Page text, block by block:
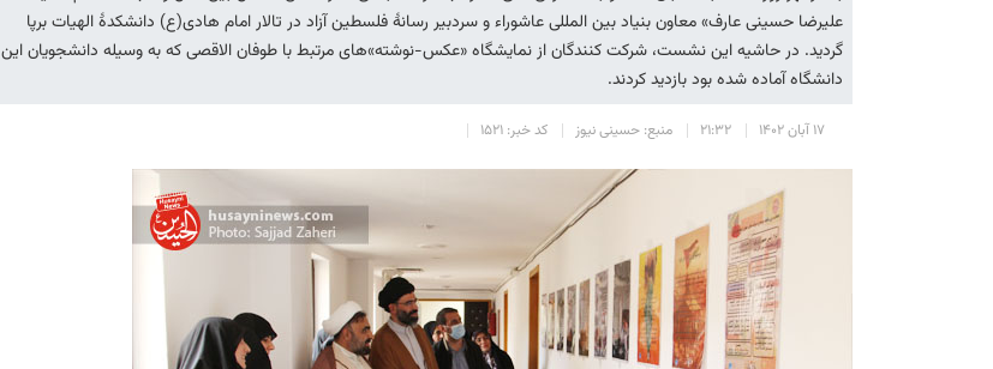
علیرضا حسینی عارف» معاون بنیاد بین المللی عاشوراء و سردبیر رسانهٔ فلسطین آزاد در تالار امام هادی(ع) دانشکدهٔ الهیات برپا
گردید. در حاشیه این نشست، شرکت کنندگان از نمایشگاه «عکس-نوشته»های مرتبط با طوفان الاقصی که به وسیله دانشجویان این
دانشگاه آماده شده بود بازدید کردند.
۱۷ آبان ۱۴۰۲ ۲۱:۳۲ منبع: حسینی نیوز کد خبر: ۱۵۲۱